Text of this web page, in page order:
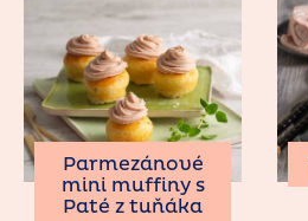
Parmezánové
mini muffiny s
Paté z tuňáka